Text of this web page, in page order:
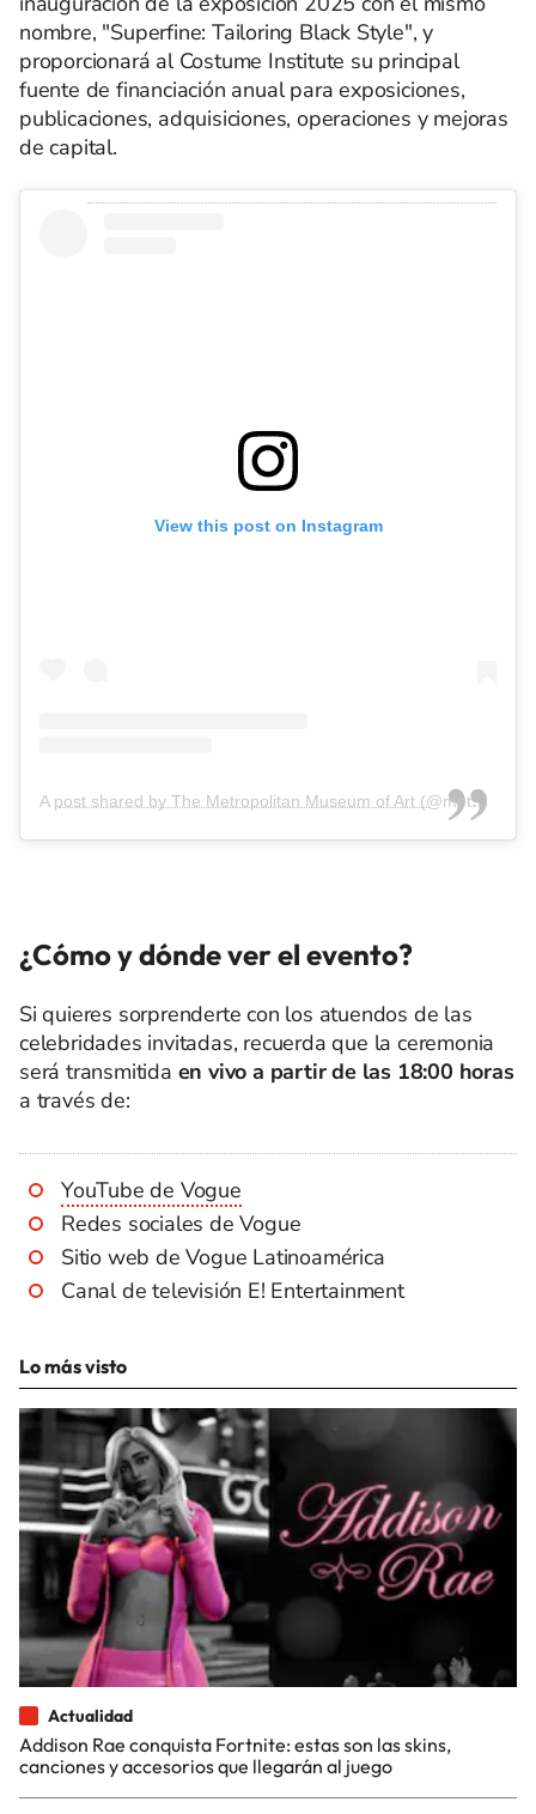
nombre, "Superfine: Tailoring Black Style", y
proporcionará al Costume Institute su principal
fuente de financiación anual para exposiciones,
publicaciones, adquisiciones, operaciones y mejoras
de capital.
View this post on Instagram
A post shared by The Metropolitan Museum of Art (@metmuseum)
¿Cómo y dónde ver el evento?
Si quieres sorprenderte con los atuendos de las
celebridades invitadas, recuerda que la ceremonia
será transmitida en vivo a partir de las 18:00 horas
a través de:
YouTube de Vogue
Redes sociales de Vogue
Sitio web de Vogue Latinoamérica
Canal de televisión E! Entertainment
Lo más visto
Actualidad
Addison Rae conquista Fortnite: estas son las skins,
canciones y accesorios que llegarán al juego